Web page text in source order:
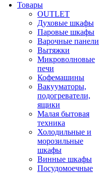
Товары
OUTLET
Духовые шкафы
Паровые шкафы
Варочные панели
Вытяжки
Микроволновые
печи
Кофемашины
Вакууматоры,
подогреватели,
ящики
Малая бытовая
техника
Холодильные и
морозильные
шкафы
Винные шкафы
Посудомоечные